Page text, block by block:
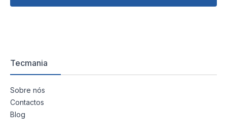
Tecmania
Sobre nós
Contactos
Blog